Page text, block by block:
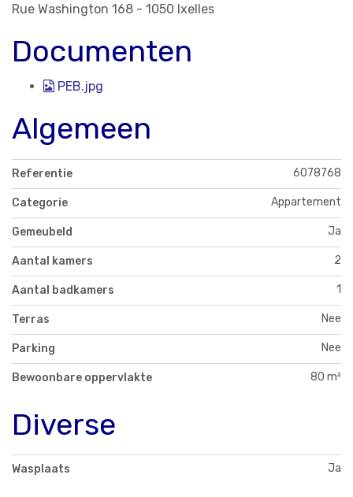
Rue Washington 168 - 1050 Ixelles
Documenten
PEB.jpg
Algemeen
Referentie 6078768
Categorie Appartement
Gemeubeld Ja
Aantal kamers 2
Aantal badkamers 1
Terras Nee
Parking Nee
Bewoonbare oppervlakte 80 m²
Diverse
Wasplaats Ja